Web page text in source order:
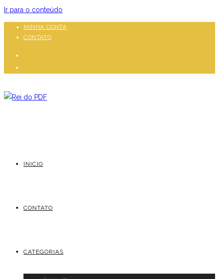
Ir para o conteúdo
MINHA CONTA
CONTATO
INICIO
CONTATO
CATEGORIAS